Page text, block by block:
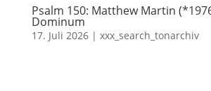
Psalm 150: Matthew Martin
Dominum
17. Juli 2026| xxx_search_tonarchiv